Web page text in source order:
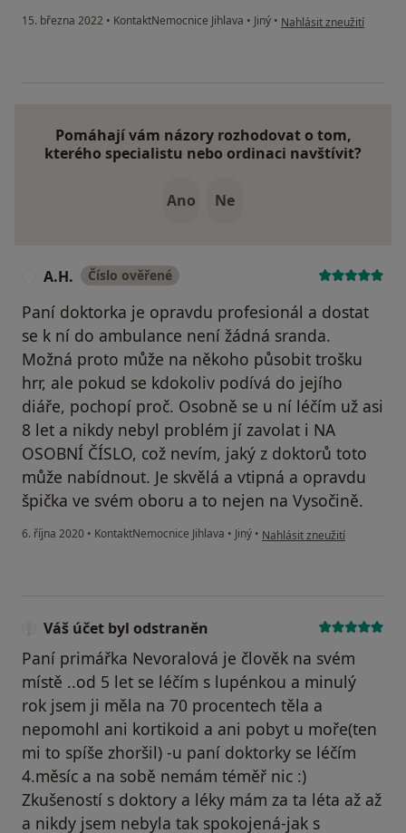
15. března 2022 • KontaktNemocnice Jihlava • Jiný • podle názoru uživatele
Nahlásit zneužití
Pomáhají vám názory rozhodovat o tom,
kterého specialistu nebo ordinaci navštívit?
Ano Ne
A.H. Číslo ověřené
Paní doktorka je opravdu profesionál a dostat
se k ní do ambulance není žádná sranda.
Možná proto může na někoho působit trošku
hrr, ale pokud se kdokoliv podívá do jejího
diáře, pochopí proč. Osobně se u ní léčím už asi
8 let a nikdy nebyl problém jí zavolat i NA
OSOBNÍ ČÍSLO, což nevím, jaký z doktorů toto
může nabídnout. Je skvělá a vtipná a opravdu
špička ve svém oboru a to nejen na Vysočině.
6. října 2020 • KontaktNemocnice Jihlava • Jiný • podle názoru uživatele A.H.
Nahlásit zneužití
Váš účet byl odstraněn
Paní primářka Nevoralová je člověk na svém
místě ..od 5 let se léčím s lupénkou a minulý
rok jsem ji měla na 70 procentech těla a
nepomohl ani kortikoid a ani pobyt u moře(ten
mi to spíše zhoršil) -u paní doktorky se léčím
4.měsíc a na sobě nemám téměř nic :)
Zkušeností s doktory a léky mám za ta léta až až
a nikdy jsem nebyla tak spokojená-jak s